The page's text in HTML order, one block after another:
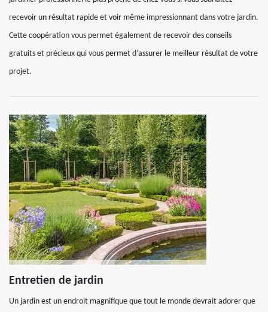
recevoir un résultat rapide et voir même impressionnant dans votre jardin.
Cette coopération vous permet également de recevoir des conseils
gratuits et précieux qui vous permet d’assurer le meilleur résultat de votre
projet.
Entretien de jardin
Un jardin est un endroit magnifique que tout le monde devrait adorer que